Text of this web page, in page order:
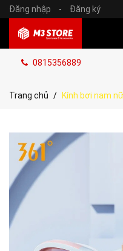
Đăng nhập - Đăng ký
0815356889
Trang chủ Kính bơi nam